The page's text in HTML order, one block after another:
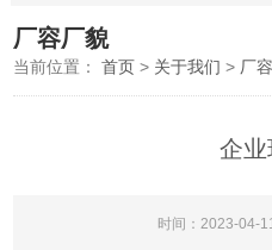
厂容厂貌
当前位置：首页 > 关于我们 > 厂
企
时间：2023-04-